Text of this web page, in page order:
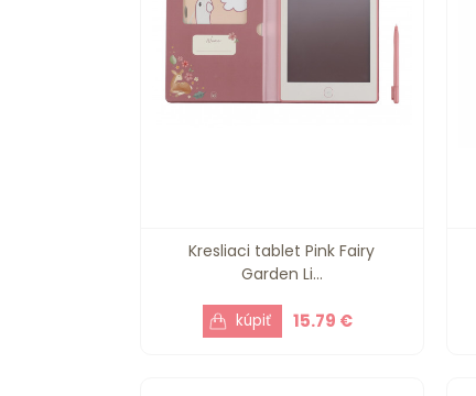
Kresliaci tablet Pink Fairy
Garden Li...
15.79 €